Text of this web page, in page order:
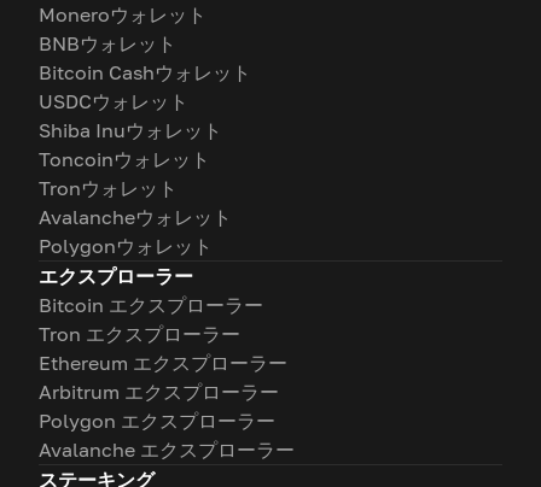
Moneroウォレット
BNBウォレット
Bitcoin Cashウォレット
USDCウォレット
Shiba Inuウォレット
Toncoinウォレット
Tronウォレット
Avalancheウォレット
Polygonウォレット
エクスプローラー
Bitcoin エクスプローラー
Tron エクスプローラー
Ethereum エクスプローラー
Arbitrum エクスプローラー
Polygon エクスプローラー
Avalanche エクスプローラー
ステーキング